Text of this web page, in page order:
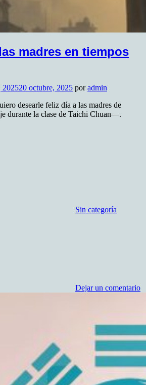
madres en tiempos
202520 octubre, 2025 poradmin
desearle feliz día a las madres de
durante la clase de Taichi Chuan—.
Sin categoría
Dejar un comentario